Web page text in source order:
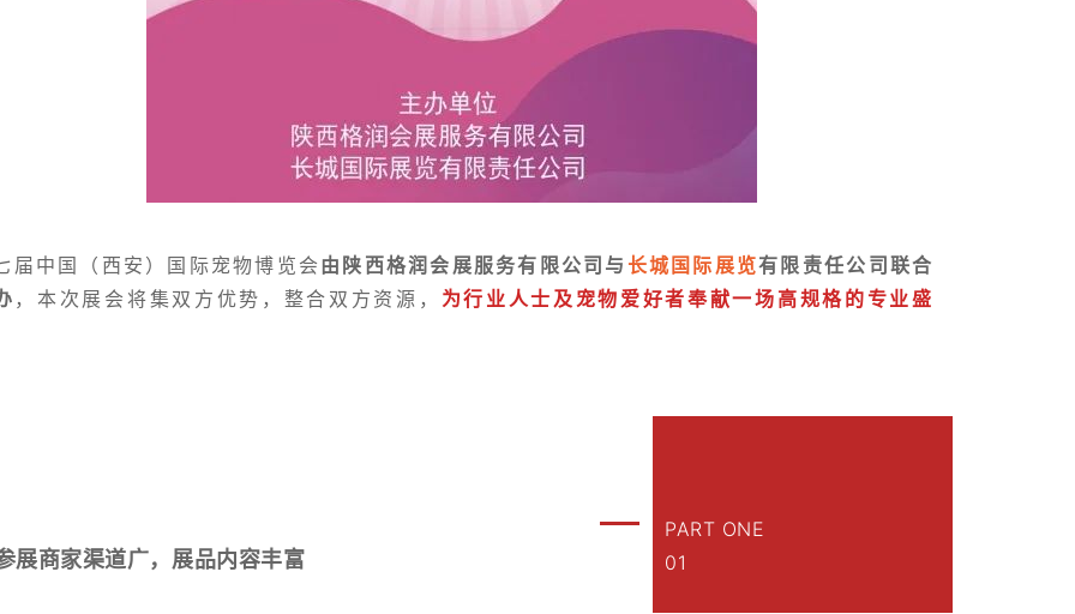
届中国（西安）国际宠物博览会 由陕西格润会展服务有限公司与 长城国际展览有限责任公司联合
，本次展会将集双方优势，整合双方资源， 为行业人士及宠物爱好者奉献一场高规格的专业盛
商家渠道广，展品内容丰富
PART ONE
01